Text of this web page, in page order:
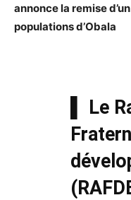
annonce la remise
populations d’Obala
▌ Le